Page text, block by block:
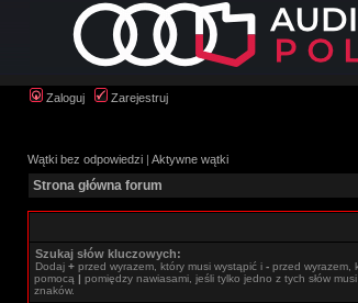
Zaloguj Zarejestruj
Wątki bez odpowiedzi | Aktywne wątki
Strona główna forum
Szukaj słów kluczowych:
Dodaj + przed wyrazem, który musi wystąpić i - przed wyrazem,
pomocą | pomiędzy nawiasami, jeśli tylko jedno z tych słów
znaków.